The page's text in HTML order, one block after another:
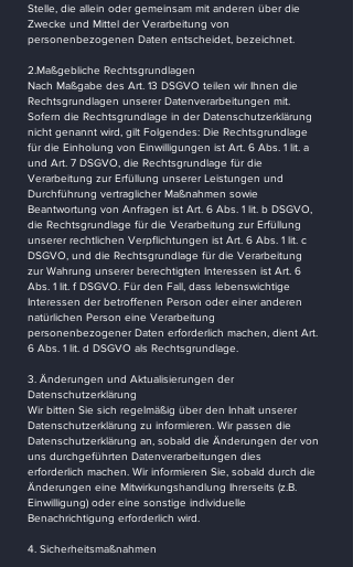
Stelle, die allein oder gemeinsam mit anderen über die
Zwecke und Mittel der Verarbeitung von
personenbezogenen Daten entscheidet, bezeichnet.
2.Maßgebliche Rechtsgrundlagen
Nach Maßgabe des Art. 13 DSGVO teilen wir Ihnen die
Rechtsgrundlagen unserer Datenverarbeitungen mit.
Sofern die Rechtsgrundlage in der Datenschutzerklärung
nicht genannt wird, gilt Folgendes: Die Rechtsgrundlage
für die Einholung von Einwilligungen ist Art. 6 Abs. 1 lit. a
und Art. 7 DSGVO, die Rechtsgrundlage für die
Verarbeitung zur Erfüllung unserer Leistungen und
Durchführung vertraglicher Maßnahmen sowie
Beantwortung von Anfragen ist Art. 6 Abs. 1 lit. b DSGVO,
die Rechtsgrundlage für die Verarbeitung zur Erfüllung
unserer rechtlichen Verpflichtungen ist Art. 6 Abs. 1 lit. c
DSGVO, und die Rechtsgrundlage für die Verarbeitung
zur Wahrung unserer berechtigten Interessen ist Art. 6
Abs. 1 lit. f DSGVO. Für den Fall, dass lebenswichtige
Interessen der betroffenen Person oder einer anderen
natürlichen Person eine Verarbeitung
personenbezogener Daten erforderlich machen, dient Art.
6 Abs. 1 lit. d DSGVO als Rechtsgrundlage.
3. Änderungen und Aktualisierungen der
Datenschutzerklärung
Wir bitten Sie sich regelmäßig über den Inhalt unserer
Datenschutzerklärung zu informieren. Wir passen die
Datenschutzerklärung an, sobald die Änderungen der von
uns durchgeführten Datenverarbeitungen dies
erforderlich machen. Wir informieren Sie, sobald durch die
Änderungen eine Mitwirkungshandlung Ihrerseits (z.B.
Einwilligung) oder eine sonstige individuelle
Benachrichtigung erforderlich wird.
4. Sicherheitsmaßnahmen